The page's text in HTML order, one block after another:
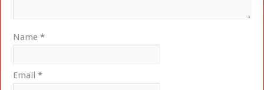
Name*
Email*